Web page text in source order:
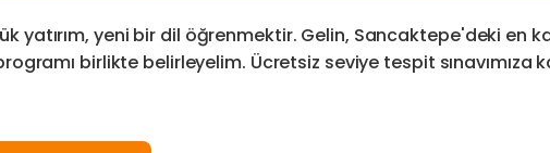
yatırım, yeni bir dil öğrenmektir. Gelin, Sancaktepe'deki en
birlikte belirleyelim. Ücretsiz seviye tespit sınavımıza